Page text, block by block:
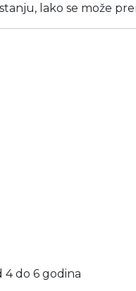
lako se može
do 6 godina